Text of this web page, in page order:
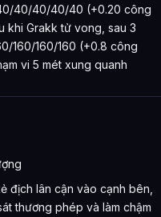
40/40/40/40 (+0.20 công
khi Grakk tử vong, sau 3
160/160/160 (+0.8 công
vi 5 mét xung quanh
địch lân cận vào cạnh bên,
thương phép và làm chậm